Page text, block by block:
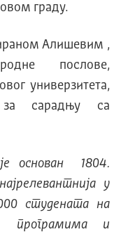
граду.
Алишевим ,
послове,
универзитета,
сарадњу са
основан 1804.
у
студената на
програмима и